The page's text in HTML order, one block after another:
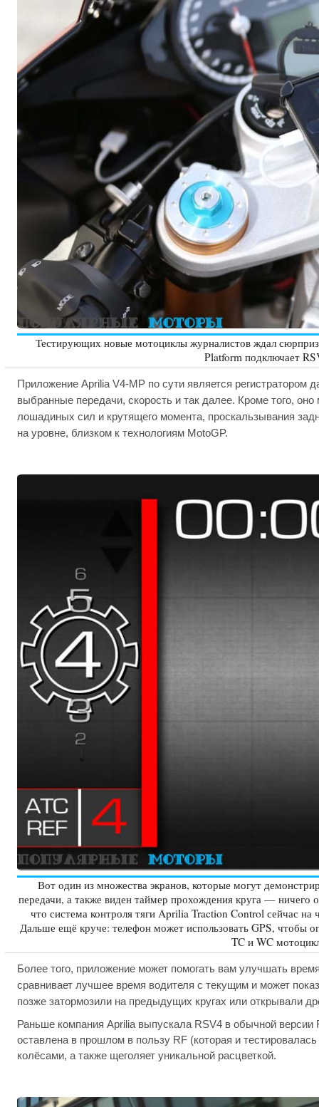
Тестирующих новые мотоциклы журналистов ждал
Platform подключает
Приложение Aprilia V4-MP по сути является
выбранные передачи, скорость и так далее. Кроме того,
лошадиных сил и крутящего момента, проскальзывания
на уровне, близком к технологиям MotoGP.
Вот один из множества экранов, которые могут
передачи, а также виден таймер прохождения круга — ничего
что система контроля тяги Aprilia Traction Control сейчас
Дальше ещё круче: телефон может использовать GPS, чтобы
TC и WC
Более того, приложение может помогать вам улучшать
сравнивает лучшее время водителя с текущим и может
позже затормозили на предыдущих кругах или открывали
Раньше компания Aprilia выпускала RSV4 в обычной
оставлена в прошлом в пользу RF (которая и
колёсами, а также щеголяет уникальной расцветкой.